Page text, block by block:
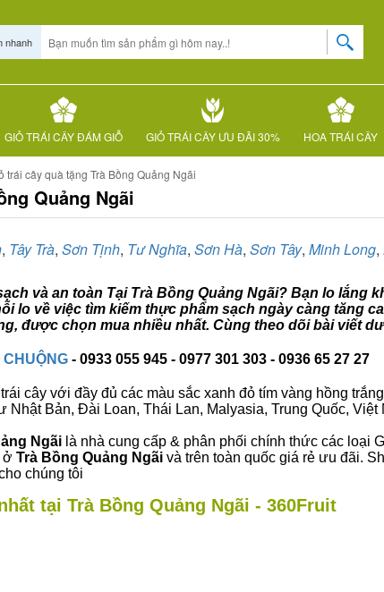
nhanh
GIỎ TRÁI CÂY ĐÁM GIỖ GIỎ TRÁI CÂY ƯU ĐÃI 30% HOA TRÁI CÂY
trái cây quà tặng Trà Bồng Quảng Ngãi
Quảng Ngãi
, Tây Trà, Sơn Tịnh, Tư Nghĩa, Sơn Hà, Sơn Tây, Minh Long,
và an toàn Tại Trà Bồng Quảng Ngãi? Bạn lo lắng
lo về việc tìm kiếm thực phẩm sạch ngày càng tăng
được chọn mua nhiều nhất. Cùng theo dõi bài viết
- 0933 055 945 - 0977 301 303 - 0936 65 27 27
cây với đầy đủ các màu sắc xanh đỏ tím vàng hồng
Bản, Đài Loan, Thái Lan, Malyasia, Trung Quốc,
Ngãi là nhà cung cấp & phân phối chính thức các loại
ở Trà Bồng Quảng Ngãi và trên toàn quốc giá rẻ ưu đãi.
chúng tôi
tại Trà Bồng Quảng Ngãi - 360Fruit